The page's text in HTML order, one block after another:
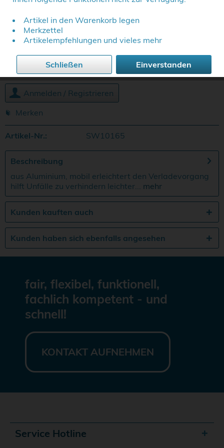
Typen:
Melden Sie sich hier an, um die Preise zu sehen.
Anmelden / Registrieren
Merken
Artikel-Nr.: SW10165
Beschreibung
aus Aluminium, mobil erleichtert den Verladevorgang
hilft Unfälle zu verhindern leichter... mehr
Kunden kauften auch
Kunden haben sich ebenfalls angesehen
fair, flexibel, funktionell,
fachlich kompetent - und
schnell!
KONTAKT AUFNEHMEN
Service Hotline
Artikel in den Warenkorb legen
Merkzettel
Artikelempfehlungen und vieles mehr
Einverstanden
Schließen